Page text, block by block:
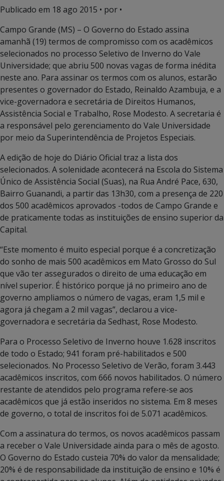
Publicado em 18 ago 2015 • por •
Campo Grande (MS) – O Governo do Estado assina
amanhã (19) termos de compromisso com os acadêmicos
selecionados no processo Seletivo de Inverno do Vale
Universidade; que abriu 500 novas vagas de forma inédita
neste ano. Para assinar os termos com os alunos, estarão
presentes o governador do Estado, Reinaldo Azambuja, e a
vice-governadora e secretária de Direitos Humanos,
Assistência Social e Trabalho, Rose Modesto. A secretaria é
a responsável pelo gerenciamento do Vale Universidade
por meio da Superintendência de Projetos Especiais.
A edição de hoje do Diário Oficial traz a lista dos
selecionados. A solenidade acontecerá na Escola do Sistema
Único de Assistência Social (Suas), na Rua André Pace, 630,
Bairro Guanandi, a partir das 13h30, com a presença de 220
dos 500 acadêmicos aprovados -todos de Campo Grande e
de praticamente todas as instituições de ensino superior da
Capital.
“Este momento é muito especial porque é a concretização
do sonho de mais 500 acadêmicos em Mato Grosso do Sul
que vão ter assegurados o direito de uma educação em
nível superior. É histórico porque já no primeiro ano de
governo ampliamos o número de vagas, eram 1,5 mil e
agora já chegam a 2 mil vagas”, declarou a vice-
governadora e secretária da Sedhast, Rose Modesto.
Para o Processo Seletivo de Inverno houve 1.628 inscritos
de todo o Estado; 941 foram pré-habilitados e 500
selecionados. No Processo Seletivo de Verão, foram 3.443
acadêmicos inscritos, com 666 novos habilitados. O número
restante de atendidos pelo programa refere-se aos
acadêmicos que já estão inseridos no sistema. Em 8 meses
de governo, o total de inscritos foi de 5.071 acadêmicos.
Com a assinatura do termos, os novos acadêmicos passam
a receber o Vale Universidade ainda para o mês de agosto.
O Governo do Estado custeia 70% do valor da mensalidade;
20% é de responsabilidade da instituição de ensino e 10% é